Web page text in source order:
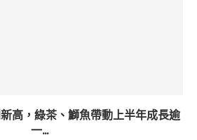
高，綠茶、鰤魚帶動上半年成長逾
一...